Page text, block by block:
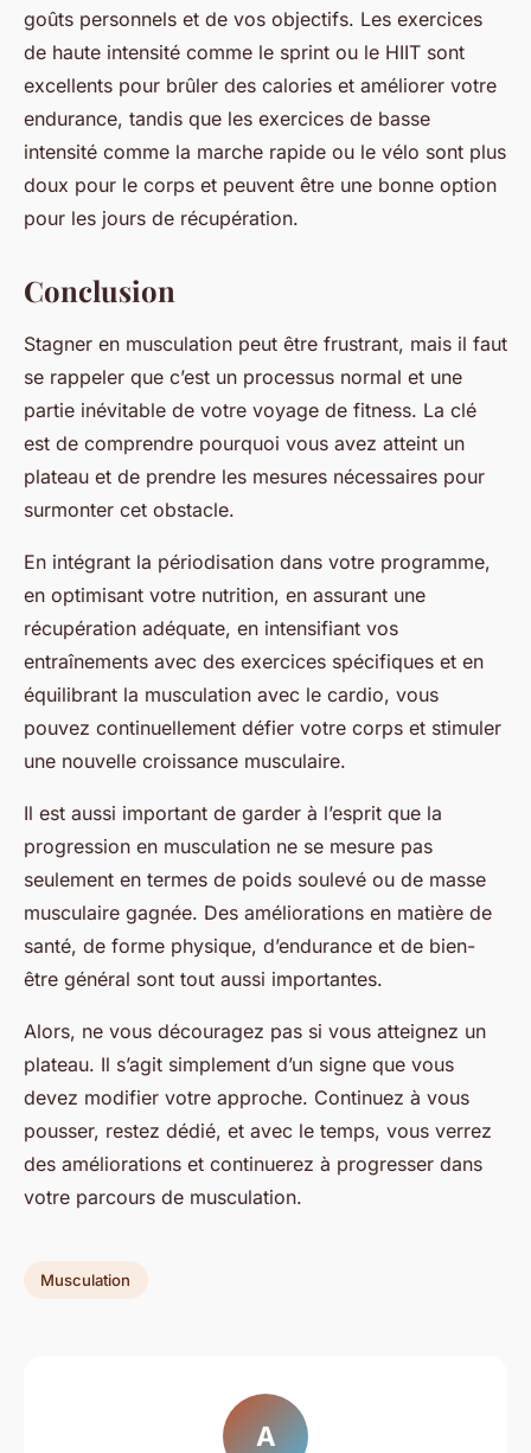
goûts personnels et de vos objectifs. Les exercices
de haute intensité comme le sprint ou le HIIT sont
excellents pour brûler des calories et améliorer votre
endurance, tandis que les exercices de basse
intensité comme la marche rapide ou le vélo sont plus
doux pour le corps et peuvent être une bonne option
pour les jours de récupération.
Conclusion
Stagner en musculation peut être frustrant, mais il faut
se rappeler que c’est un processus normal et une
partie inévitable de votre voyage de fitness. La clé
est de comprendre pourquoi vous avez atteint un
plateau et de prendre les mesures nécessaires pour
surmonter cet obstacle.
En intégrant la périodisation dans votre programme,
en optimisant votre nutrition, en assurant une
récupération adéquate, en intensifiant vos
entraînements avec des exercices spécifiques et en
équilibrant la musculation avec le cardio, vous
pouvez continuellement défier votre corps et stimuler
une nouvelle croissance musculaire.
Il est aussi important de garder à l’esprit que la
progression en musculation ne se mesure pas
seulement en termes de poids soulevé ou de masse
musculaire gagnée. Des améliorations en matière de
santé, de forme physique, d’endurance et de bien-
être général sont tout aussi importantes.
Alors, ne vous découragez pas si vous atteignez un
plateau. Il s’agit simplement d’un signe que vous
devez modifier votre approche. Continuez à vous
pousser, restez dédié, et avec le temps, vous verrez
des améliorations et continuerez à progresser dans
votre parcours de musculation.
Musculation
A